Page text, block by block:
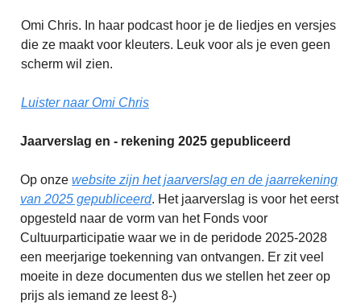
Omi Chris. In haar podcast hoor je de liedjes en versjes
die ze maakt voor kleuters. Leuk voor als je even geen
scherm wil zien.
Luister naar Omi Chris
Jaarverslag en - rekening 2025 gepubliceerd
Op onze website zijn het jaarverslag en de jaarrekening
van 2025 gepubliceerd. Het jaarverslag is voor het eerst
opgesteld naar de vorm van het Fonds voor
Cultuurparticipatie waar we in de peridode 2025-2028
een meerjarige toekenning van ontvangen. Er zit veel
moeite in deze documenten dus we stellen het zeer op
prijs als iemand ze leest 8-)